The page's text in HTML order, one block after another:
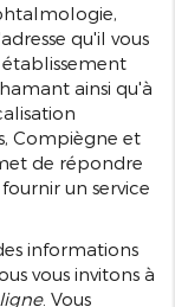
qu'il vous
ainsi qu'à
Compiègne et
de répondre
un service
informations
vous invitons à
. Vous